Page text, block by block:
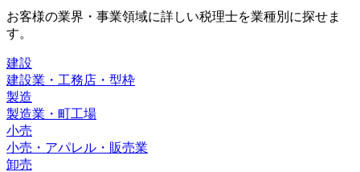
お客様の業界・事業領域に詳しい税理士を業種別に探せま
す。
建設
建設業・工務店・型枠
製造
製造業・町工場
小売
小売・アパレル・販売業
卸売